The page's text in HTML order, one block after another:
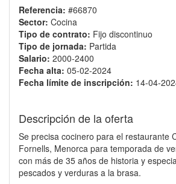
Referencia: #66870
Sector: Cocina
Tipo de contrato: Fijo discontinuo
Tipo de jornada: Partida
Salario: 2000-2400
Fecha alta: 05-02-2024
Fecha límite de inscripción: 14-04-
Descripción de la oferta
Se precisa cocinero para el restaurante
Fornells, Menorca para temporada de
con más de 35 años de historia y
pescados y verduras a la brasa.